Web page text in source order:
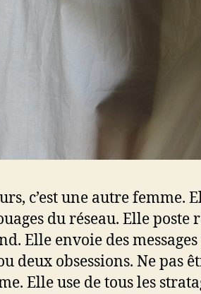
c’est une autre femme.
du réseau. Elle
Elle envoie des
deux obsessions. Ne pas
Elle use de tous les